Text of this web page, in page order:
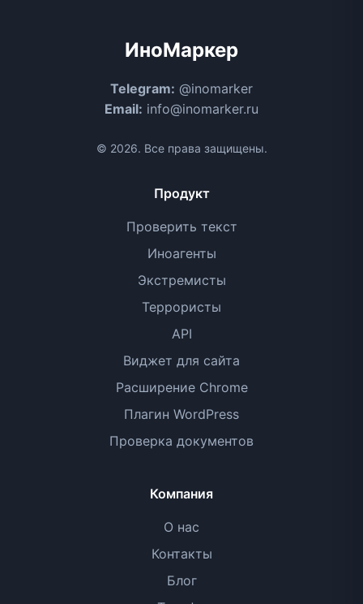
ИноМаркер
Telegram: @inomarker
Email: info@inomarker.ru
© 2026. Все права защищены.
Продукт
Проверить текст
Иноагенты
Экстремисты
Террористы
API
Виджет для сайта
Расширение Chrome
Плагин WordPress
Проверка документов
Компания
О нас
Контакты
Блог